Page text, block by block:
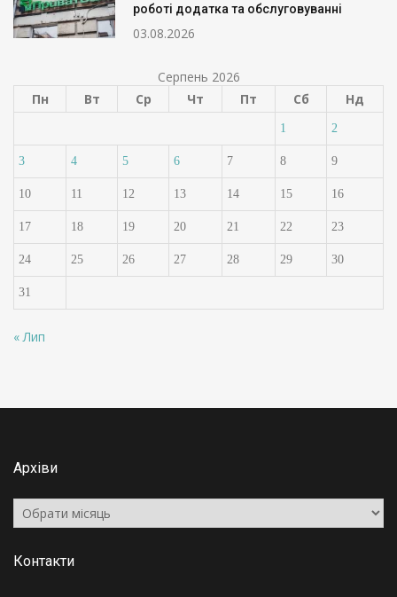
роботі додатка та обслуговуванні
03.08.2026
Серпень 2026
Пн
Вт Ср Чт Пт Сб Нд
1 2
3 4 5 6 7 8 9
10 11 12 13 14 15 16
17 18 19 20 21 22 23
24 25 26 27 28 29 30
31
« Лип
Архіви
Архіви
Контакти